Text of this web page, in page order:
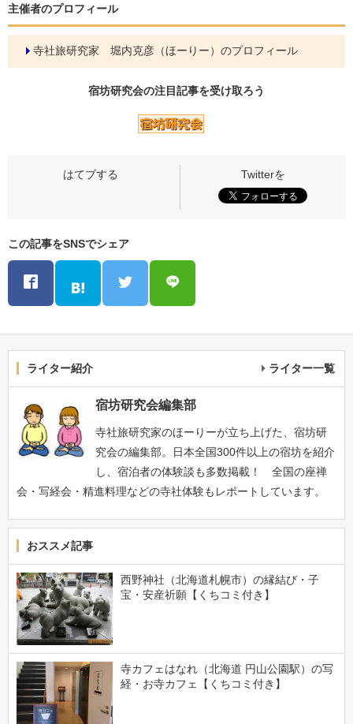
主催者のプロフィール
寺社旅研究家 堀内克彦（ほーりー）のプロフィール
宿坊研究会の注目記事を受け取ろう
この記事をSNSでシェア
ライター紹介 ライター一覧
宿坊研究会編集部
寺社旅研究家のほーりーが立ち上げた、宿坊研
究会の編集部。日本全国300件以上の宿坊を紹介
し、宿泊者の体験談も多数掲載！ 全国の座禅
会・写経会・精進料理などの寺社体験もレポートしています。
おススメ記事
西野神社（北海道札幌市）の縁結び・子
宝・安産祈願【くちコミ付き】
寺カフェはなれ（北海道 円山公園駅）の写
経・お寺カフェ【くちコミ付き】